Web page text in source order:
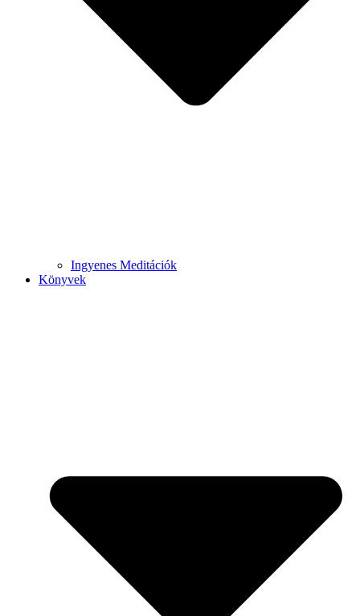
Ingyenes Meditációk
Könyvek